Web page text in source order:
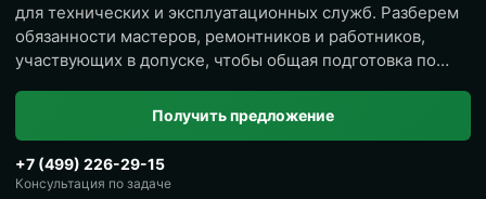
для технических и эксплуатационных служб. Разберем
обязанности мастеров, ремонтников и работников,
участвующих в допуске, чтобы общая подготовка по
Получить предложение
+7 (499) 226-29-15
Консультация по задаче